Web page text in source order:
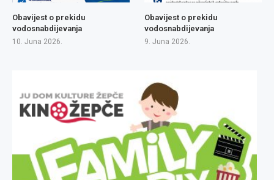
Obavijest o prekidu
vodosnabdijevanja
10. Juna 2026.
Obavijest o prekidu
vodosnabdijevanja
9. Juna 2026.